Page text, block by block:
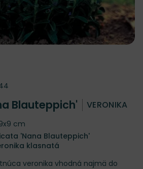
Blauteppich' VERONIKA
cm
'Nana Blauteppich'
klasnatá
veronika vhodná najmä do